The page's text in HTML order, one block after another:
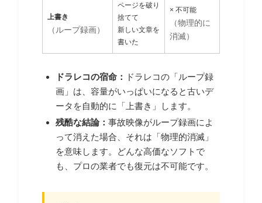
上書き
（ループ録画）
ページを破り
捨てて
新しい文章を
書いた
× 不可能
（物理的に
消滅）
ドラレコの宿命：
ドラレコの「ループ録
画」は、容量がいっぱいになると古いデ
ータを自動的に「上書き」します。
残酷な結論：事故映像がループ録画によ
って消えた場合、それは「物理的消滅」
を意味します。どんな高価なソフトで
も、プロの業者でも復元は不可能です。